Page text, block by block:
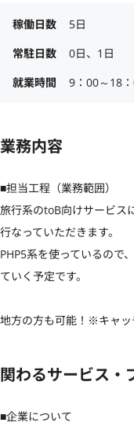
稼働日数
5日
常駐日数
0日、1日
就業時間
9：00～18
業務内容
■担当工程（業務範囲）
旅行系のtoB向けサービス
行なっていただきます。
PHP5系を使っているので
ていく予定です。
地方の方も可能！※キャッ
関わるサービス・
■企業について